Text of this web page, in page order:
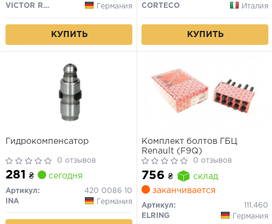
VICTOR REINZ
Германия
КУПИТЬ
CORTECO
Италия
КУПИТЬ
Гидрокомпенсатор
0 отзывов
281 ₴ сегодня
Артикул:
420 0086 10
INA
Германия
Комплект болтов ГБЦ
Renault (F9Q)
0 отзывов
756 ₴
склад
заканчивается
Артикул:
111.460
ELRING
Германия